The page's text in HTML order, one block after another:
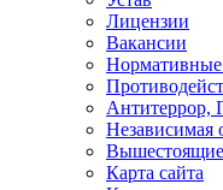
Лицензии
Вакансии
Антитеррор,
Независимая
Карта сайта